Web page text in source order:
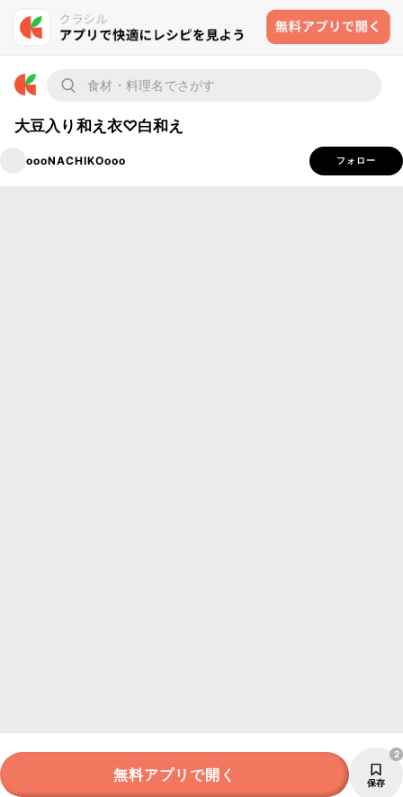
大豆入り和え衣♡白和え
oooNACHIKOooo フォロー
無料アプリで開く 保存
2